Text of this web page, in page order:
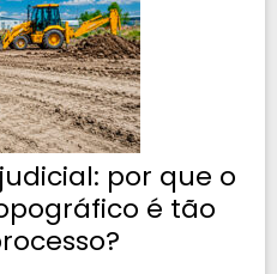
por que o
é tão